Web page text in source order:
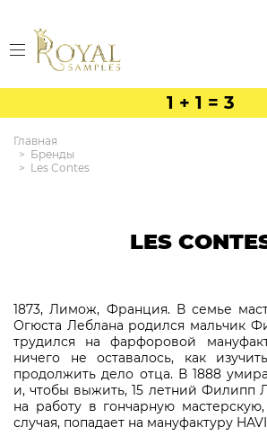
1 + 1 = 3
Главная
Бренды
Les Contes
LES
1873, Лимож, Франция. В семье
Огюста Леблана родился мальчик
трудился на фарфоровой
ничего не оставалось, как
продолжить дело отца. В 1888
и, чтобы выжить, 15 летний Филипп
на работу в гончарную
случая, попадает на мануфактуру